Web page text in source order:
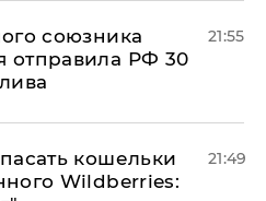
союзника
РФ 30
21:55
кошельки
Wildberries:
21:49